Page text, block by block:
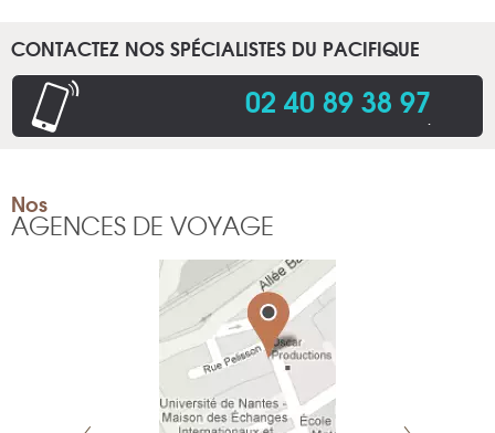
CONTACTEZ NOS SPÉCIALISTES DU PACIFIQUE
02 40 89 38 97.
Nos
AGENCES DE VOYAGE